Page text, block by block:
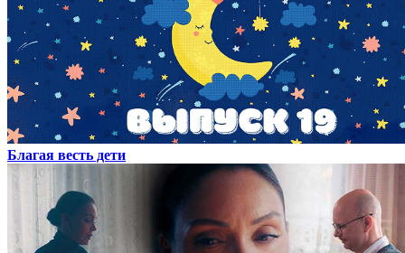
Благая весть дети